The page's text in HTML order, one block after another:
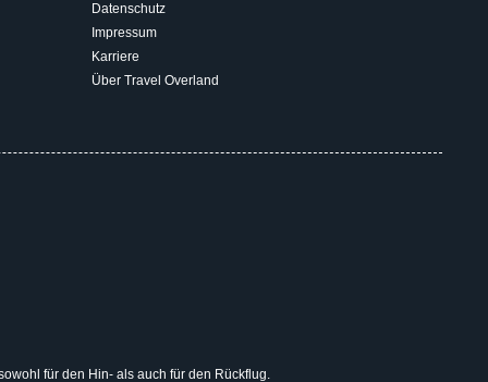
Datenschutz
Impressum
Karriere
Über Travel Overland
für den Hin- als auch für den Rückflug.